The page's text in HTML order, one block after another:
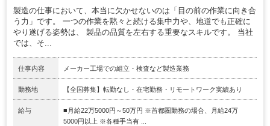
製造の仕事において、本当に欠かせないのは「目の前の作業に向き合
う力」です。 一つの作業を黙々と続ける集中力や、地道でも正確に
やり遂げる姿勢は、 製品の品質を左右する重要なスキルです。 当社
では、そ...
仕事内容 メーカー工場での組立・検査など製造業務
勤務地 【全国募集】転勤なし・在宅勤務・リモートワーク実績あり
給与
■月給22万5000円～50万円 ※首都圏勤務の場合、月給24万
5000円以上 ※各種手当有 ...